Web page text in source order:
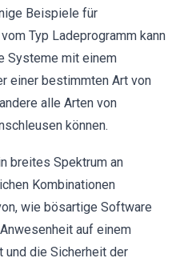
Beispiele für
Typ Ladeprogramm kann
Systeme mit einem
einer bestimmten Art von
alle Arten von
können.
breites Spektrum an
Kombinationen
wie bösartige Software
auf einem
und die Sicherheit der